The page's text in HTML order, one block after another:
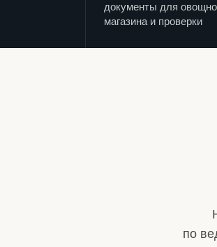
документы для
магазина и проверки
по